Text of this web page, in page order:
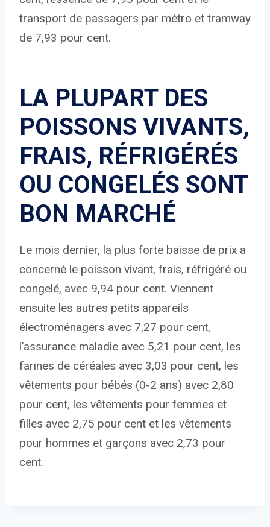
transport de passagers par métro et tramway
de 7,93 pour cent.
LA PLUPART DES
POISSONS VIVANTS,
FRAIS, RÉFRIGÉRÉS
OU CONGELÉS SONT
BON MARCHÉ
Le mois dernier, la plus forte baisse de prix a
concerné le poisson vivant, frais, réfrigéré ou
congelé, avec 9,94 pour cent. Viennent
ensuite les autres petits appareils
électroménagers avec 7,27 pour cent,
l’assurance maladie avec 5,21 pour cent, les
farines de céréales avec 3,03 pour cent, les
vêtements pour bébés (0-2 ans) avec 2,80
pour cent, les vêtements pour femmes et
filles avec 2,75 pour cent et les vêtements
pour hommes et garçons avec 2,73 pour
cent.